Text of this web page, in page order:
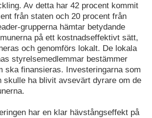
Av detta har 42 procent kommit
från staten och 20 procent från
grupperna hämtar betydande
på ett kostnadseffektivt sätt,
och genomförs lokalt. De lokala
styrelsemedlemmar bestämmer
ska finansieras. Investeringarna som
skulle ha blivit avsevärt dyrare om de
har en klar hävstångseffekt på